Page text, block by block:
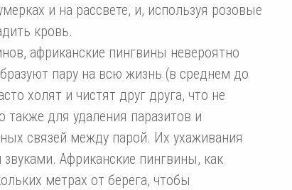
и на рассвете, и, используя розовые
кровь.
африканские пингвины невероятно
пару на всю жизнь (в среднем до
холят и чистят друг друга, что не
также для удаления паразитов и
связей между парой. Их ухаживания
Африканские пингвины, как
метрах от берега, чтобы